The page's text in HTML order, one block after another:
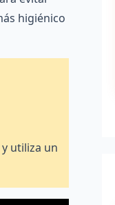
higiénico
utiliza un